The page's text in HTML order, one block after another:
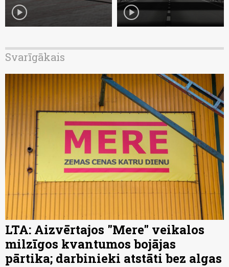
play_circle play_circle
Svarīgākais
LTA: Aizvērtajos "Mere" veikalos
milzīgos kvantumos bojājas
pārtika; darbinieki atstāti bez algas